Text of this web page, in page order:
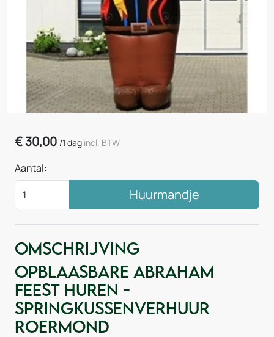
€30,00 /1 dag incl. BTW
Aantal:
Huurmandje
Omschrijving
Opblaasbare Abraham
feest huren -
Springkussenverhuur
Roermond